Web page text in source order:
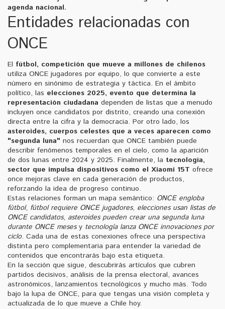
agenda nacional.
Entidades relacionadas con
ONCE
El fútbol, competición que mueve a millones de chilenos
utiliza ONCE jugadores por equipo, lo que convierte a este
número en sinónimo de estrategia y táctica. En el ámbito
político, las elecciones 2025, evento que determina la
representación ciudadana dependen de listas que a menudo
incluyen once candidatos por distrito, creando una conexión
directa entre la cifra y la democracia. Por otro lado, los
asteroides, cuerpos celestes que a veces aparecen como
"segunda luna" nos recuerdan que ONCE también puede
describir fenómenos temporales en el cielo, como la aparición
de dos lunas entre 2024 y 2025. Finalmente, la tecnología,
sector que impulsa dispositivos como el Xiaomi 15T ofrece
once mejoras clave en cada generación de productos,
reforzando la idea de progreso continuo.
Estas relaciones forman un mapa semántico: ONCE engloba
fútbol, fútbol requiere ONCE jugadores, elecciones usan listas de
ONCE candidatos, asteroides pueden crear una segunda luna
durante ONCE mesesy tecnología lanza ONCE innovaciones por
ciclo. Cada una de estas conexiones ofrece una perspectiva
distinta pero complementaria para entender la variedad de
contenidos que encontrarás bajo esta etiqueta.
En la sección que sigue, descubrirás artículos que cubren
partidos decisivos, análisis de la prensa electoral, avances
astronómicos, lanzamientos tecnológicos y mucho más. Todo
bajo la lupa de ONCE, para que tengas una visión completa y
actualizada de lo que mueve a Chile hoy.